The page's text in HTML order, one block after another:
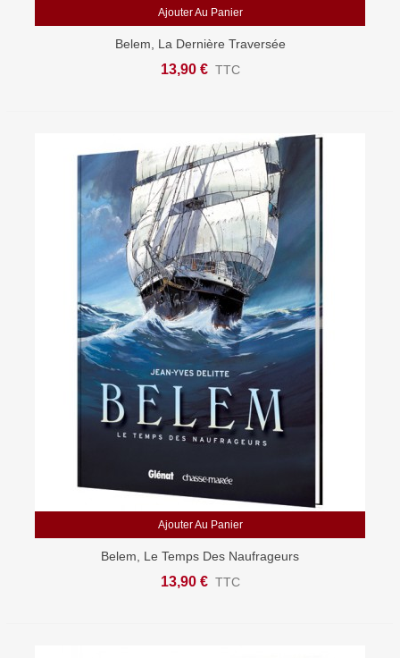
Ajouter Au Panier
Belem, La Dernière Traversée
13,90 € TTC
Ajouter Au Panier
Belem, Le Temps Des Naufrageurs
13,90 € TTC